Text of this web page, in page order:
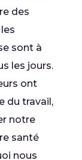
des
sont à
les jours.
ont
du travail,
notre
santé
nous